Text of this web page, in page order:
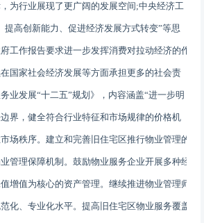
为行业展现了更广阔的发展空间;中央经济工
提高创新能力、促进经济发展方式转变”等思
工作报告要求进一步发挥消费对拉动经济的作
国家社会经济发展等方面承担更多的社会责
业发展“十二五”规划》，内容涵盖“进一步明
界，健全符合行业特征和市场规律的价格机
场秩序。建立和完善旧住宅区推行物业管理的
管理保障机制。鼓励物业服务企业开展多种经
增值为核心的资产管理。继续推进物业管理师
化、专业化水平。提高旧住宅区物业服务覆盖